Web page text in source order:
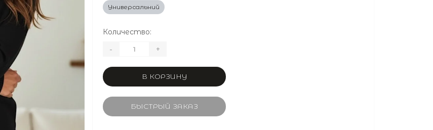
Универсальний
Количество:
- +
В КОРЗИНУ
БЫСТРЫЙ ЗАКАЗ